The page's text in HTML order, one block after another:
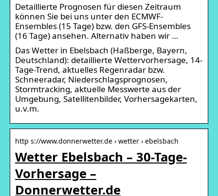
Detaillierte Prognosen für diesen Zeitraum
können Sie bei uns unter den ECMWF-
Ensembles (15 Tage) bzw. den GFS-Ensembles
(16 Tage) ansehen. Alternativ haben wir …
Das Wetter in Ebelsbach (Haßberge, Bayern,
Deutschland): detaillierte Wettervorhersage, 14-
Tage-Trend, aktuelles Regenradar bzw.
Schneeradar, Niederschlagsprognosen,
Stormtracking, aktuelle Messwerte aus der
Umgebung, Satellitenbilder, Vorhersagekarten,
u.v.m.
http s://www.donnerwetter.de › wetter › ebelsbach
Wetter Ebelsbach – 30-Tage-
Vorhersage –
Donnerwetter.de